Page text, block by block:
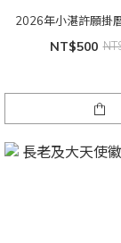
2026年小湛許願掛
NT$500